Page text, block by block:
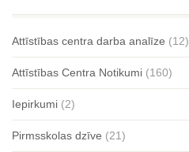
Attīstības centra darba analīze (12)
Attīstības Centra Notikumi (160)
Iepirkumi (2)
Pirmsskolas dzīve (21)